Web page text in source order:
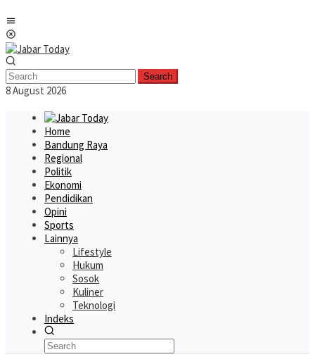
to
content
Search
8 August 2026
Home
Bandung Raya
Regional
Politik
Ekonomi
Pendidikan
Opini
Sports
Lainnya
Lifestyle
Hukum
Sosok
Kuliner
Teknologi
Indeks